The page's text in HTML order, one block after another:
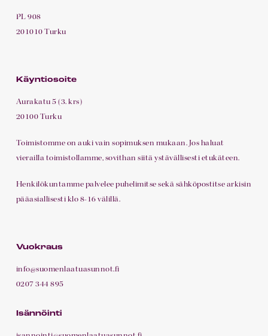
PL 908
201010 Turku
Käyntiosoite
Aurakatu 5 (3. krs)
20100 Turku
Toimistomme on auki vain sopimuksen mukaan. Jos haluat
vierailla toimistollamme, sovithan siitä ystävällisesti etukäteen.
Henkilökuntamme palvelee puhelimitse sekä sähköpostitse arkisin
pääasiallisesti klo 8-16 välillä.
Vuokraus
info@suomenlaatuasunnot.fi
0207 344 895
Isännöinti